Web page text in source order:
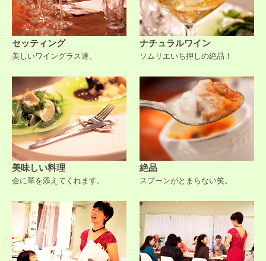
セッティング
美しいワイングラス達。
ナチュラルワイン
ソムリエいち押しの絶品！
美味しい料理
会に華を添えてくれます。
絶品
スプーンがとまらない笑。